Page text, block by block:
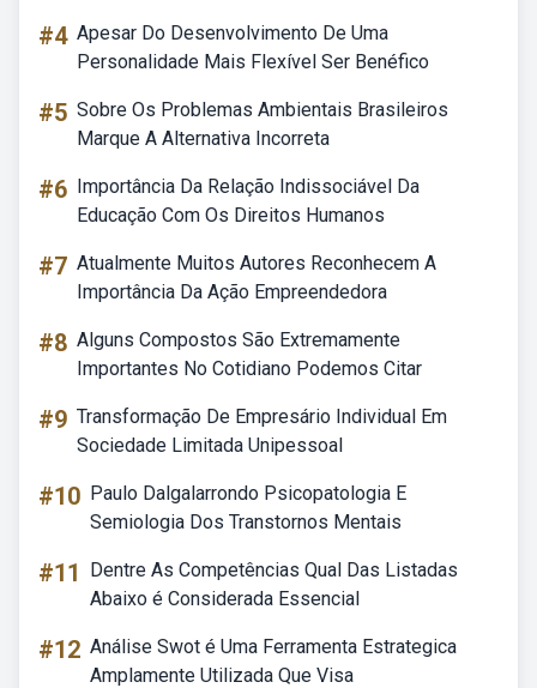
#4 Apesar Do Desenvolvimento De Uma
Personalidade Mais Flexível Ser Benéfico
#5 Sobre Os Problemas Ambientais Brasileiros
Marque A Alternativa Incorreta
#6 Importância Da Relação Indissociável Da
Educação Com Os Direitos Humanos
#7 Atualmente Muitos Autores Reconhecem A
Importância Da Ação Empreendedora
#8 Alguns Compostos São Extremamente
Importantes No Cotidiano Podemos Citar
#9 Transformação De Empresário Individual Em
Sociedade Limitada Unipessoal
#10 Paulo Dalgalarrondo Psicopatologia E
Semiologia Dos Transtornos Mentais
#11
Dentre As Competências Qual Das Listadas
Abaixo é Considerada Essencial
#12 Análise Swot é Uma Ferramenta Estrategica
Amplamente Utilizada Que Visa